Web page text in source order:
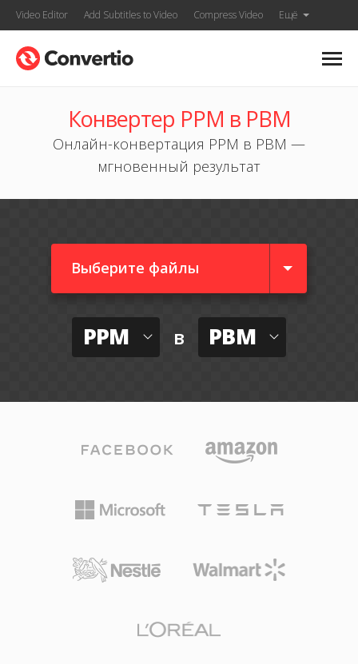
Video Editor Add Subtitles to Video Compress Video Ещё
Конвертер PPM в PBM
Онлайн-конвертация PPM в PBM —
мгновенный результат
Выберите файлы
PPM в PBM